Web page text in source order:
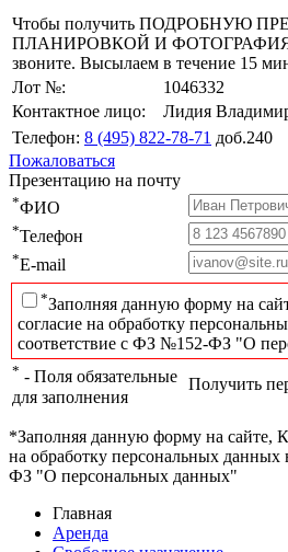
Чтобы получить ПОДРОБНУЮ
ПЛАНИРОВКОЙ И
звоните. Высылаем в течение 15
Лот №:
1046332
Контактное лицо:
Лидия
Телефон: 8 (495) 822-78-71 доб.240
Пожаловаться
Презентацию на почту
*ФИО
*Телефон
*E-mail
*Заполняя данную форму на
согласие на обработку
соответствие с ФЗ №152-ФЗ "О
* - Поля обязательные
для заполнения
Получить
*Заполняя данную форму на сайте,
на обработку персональных
ФЗ "О персональных данных"
Главная
Аренда